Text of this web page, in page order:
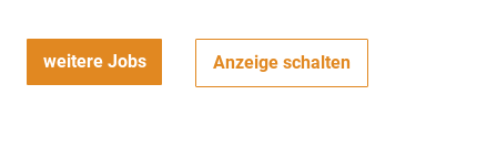
weitere Jobs Anzeige schalten